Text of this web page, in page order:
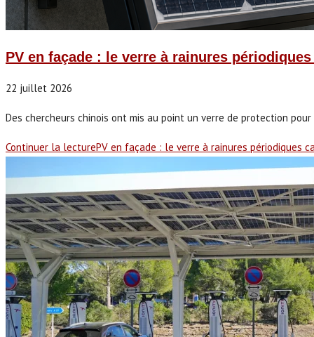
PV en façade : le verre à rainures
22 juillet 2026
Des chercheurs chinois ont mis au point un verre de protection
Continuer la lecturePV en façade : le verre à rainures périodiques